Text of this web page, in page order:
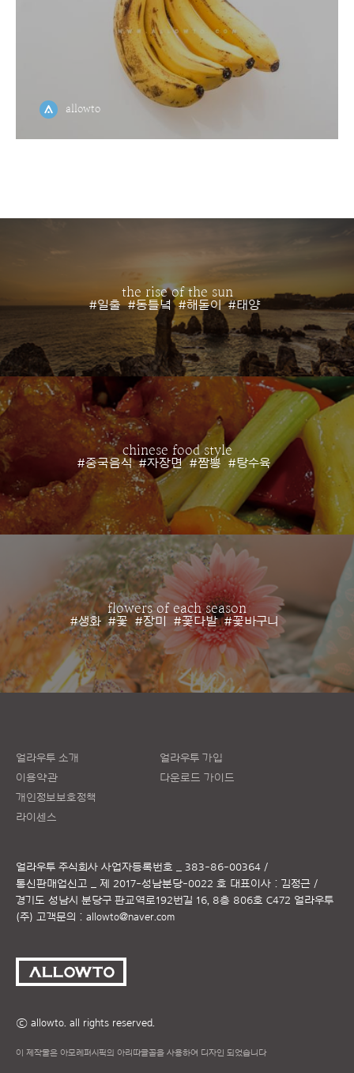
allowto
the rise of the sun
#일출 #동틀녘 #해돋이 #태양
chinese food style
#중국음식 #자장면 #짬뽕 #탕수육
flowers of each season
#생화 #꽃 #장미 #꽃다발 #꽃바구니
얼라우투 소개
이용약관
개인정보보호정책
라이센스
얼라우투 가입
다운로드 가이드
얼라우투 주식회사 사업자등록번호 _ 383-86-00364 /
통신판매업신고 _ 제 2017-성남분당-0022 호 대표이사 : 김정근 /
경기도 성남시 분당구 판교역로192번길 16, 8층 806호 C472 얼라우투
(주) 고객문의 : allowto@naver.com
ⓒ allowto. all rights reserved.
이 제작물은 아모레퍼시픽의 아리따글꼴을 사용하여 디자인 되었습니다